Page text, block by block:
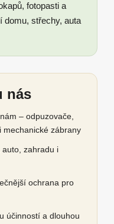
fotopasti a
domu, střechy, auta
nás
– odpuzovače,
mechanické zábrany
zahradu i
ochrana pro
účinností a dlouhou